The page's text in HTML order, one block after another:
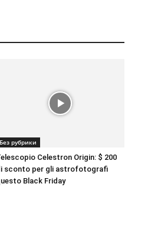
Без рубрики
Celestron Origin: $ 200
sconto per gli astrofotografi
Black Friday